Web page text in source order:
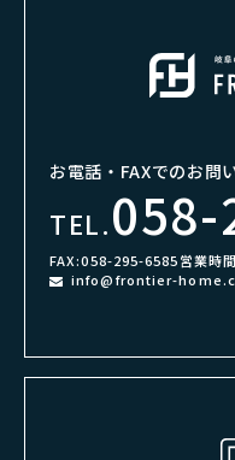
お電話・FAXでのお問
TEL.
FAX:058-295-6585営業時
info@frontier-